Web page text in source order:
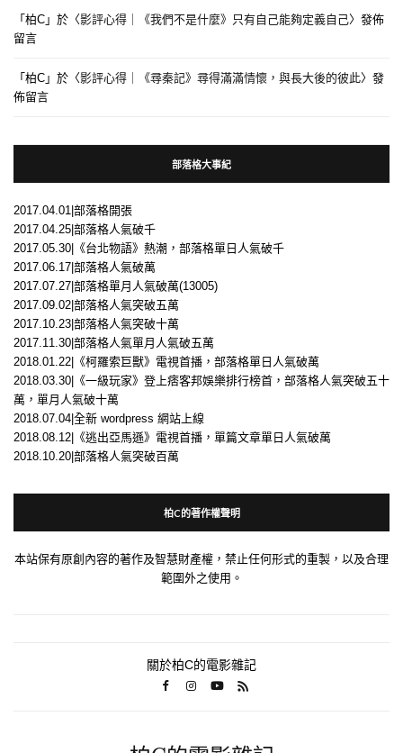
「 柏C 」於〈影評心得｜《我們不是什麼》只有自己能夠定義自己〉發佈
留言
「 柏C 」於〈影評心得｜《尋秦記》尋得滿滿情懷，與長大後的彼此〉發
佈留言
部落格大事紀
2017.04.01|部落格開張
2017.04.25|部落格人氣破千
2017.05.30|《台北物語》熱潮，部落格單日人氣破千
2017.06.17|部落格人氣破萬
2017.07.27|部落格單月人氣破萬(13005)
2017.09.02|部落格人氣突破五萬
2017.10.23|部落格人氣突破十萬
2017.11.30|部落格人氣單月人氣破五萬
2018.01.22|《柯羅索巨獸》電視首播，部落格單日人氣破萬
2018.03.30|《一級玩家》登上痞客邦娛樂排行榜首，部落格人氣突破五十
萬，單月人氣破十萬
2018.07.04|全新 wordpress 網站上線
2018.08.12|《逃出亞馬遜》電視首播，單篇文章單日人氣破萬
2018.10.20|部落格人氣突破百萬
柏C的著作權聲明
本站保有原創內容的著作及智慧財產權，禁止任何形式的重製，以及合理
範圍外之使用。
關於柏C的電影雜記